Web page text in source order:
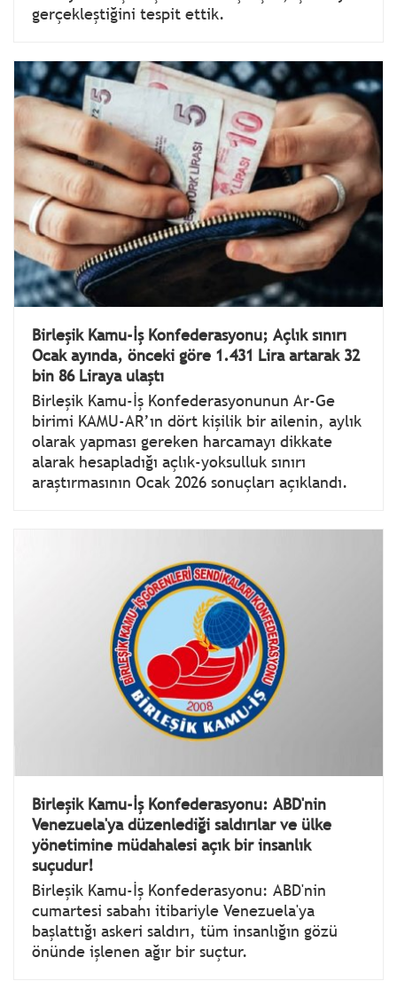
gerçekleştiğini tespit ettik.
Birleşik Kamu-İş Konfederasyonu; Açlık sınırı
Ocak ayında, önceki göre 1.431 Lira artarak 32
bin 86 Liraya ulaştı
Birleşik Kamu-İş Konfederasyonunun Ar-Ge
birimi KAMU-AR’ın dört kişilik bir ailenin, aylık
olarak yapması gereken harcamayı dikkate
alarak hesapladığı açlık-yoksulluk sınırı
araştırmasının Ocak 2026 sonuçları açıklandı.
Birleşik Kamu-İş Konfederasyonu: ABD'nin
Venezuela'ya düzenlediği saldırılar ve ülke
yönetimine müdahalesi açık bir insanlık
suçudur!
Birleşik Kamu-İş Konfederasyonu: ABD'nin
cumartesi sabahı itibariyle Venezuela'ya
başlattığı askeri saldırı, tüm insanlığın gözü
önünde işlenen ağır bir suçtur.